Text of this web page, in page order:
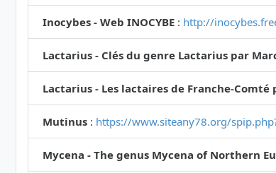
Inocybes - Web INOCYBE : http://
Lactarius - Clés du genre Lactarius par
Lactarius - Les lactaires de Franche-
Mutinus : https://www.siteany78.org/
Mycena - The genus Mycena of Northern